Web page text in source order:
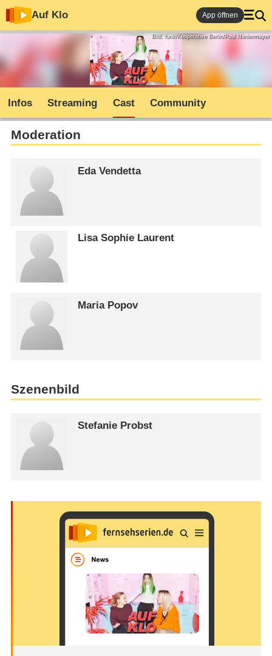
Auf Klo App öffnen
Bild: funk/Kooperative Berlin/Paul Niedermayer
Infos Streaming Cast Community
Moderation
Eda Vendetta
Lisa Sophie Laurent
Maria Popov
Szenenbild
Stefanie Probst